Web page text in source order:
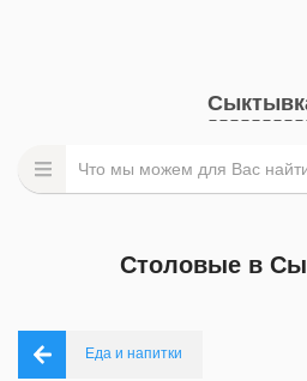
Столовые в
Еда и напитки